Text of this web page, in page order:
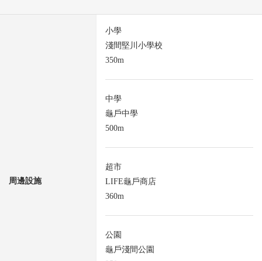
周邊設施
小學
淺間堅川小學校
350m
中學
龜戶中學
500m
超市
LIFE龜戶商店
360m
公園
龜戶淺間公園